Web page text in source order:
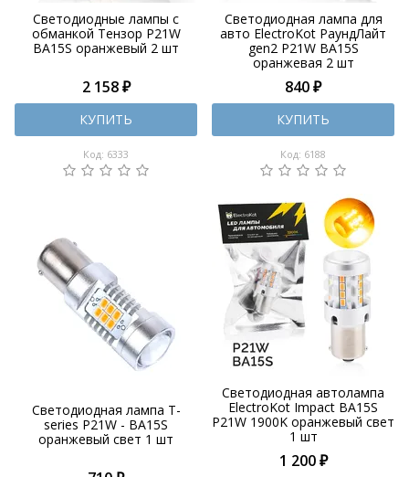
Светодиодные лампы с
обманкой Тензор P21W
BA15S оранжевый 2 шт
2 158 ₽
КУПИТЬ
Код: 6333
Светодиодная лампа для
авто ElectroKot РаундЛайт
gen2 P21W BA15S
оранжевая 2 шт
840 ₽
КУПИТЬ
Код: 6188
Светодиодная лампа T-
series P21W - BA15S
оранжевый свет 1 шт
Светодиодная автолампа
ElectroKot Impact BA15S
P21W 1900K оранжевый свет
1 шт
1 200 ₽